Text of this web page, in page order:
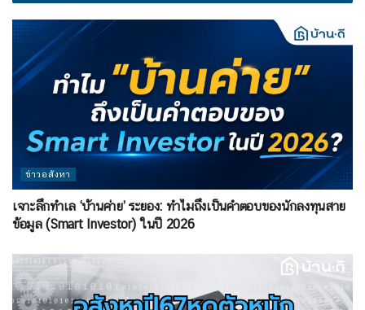
ข่าวอสังหา
เจาะลึกทำเล ‘บ้านค่าย’ ระยอง: ทำไมถึงเป็นคำตอบของนักลงทุนสาย
ข้อมูล (Smart Investor) ในปี 2026